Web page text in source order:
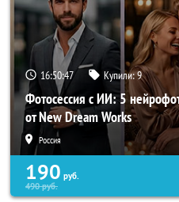
16:50:44 Купили:9
Фотосессия с ИИ: 5
от New Dream Works
Россия
190 руб.
490руб.